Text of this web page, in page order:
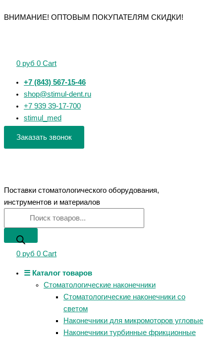
к
ВНИМАНИЕ! ОПТОВЫМ ПОКУПАТЕЛЯМ СКИДКИ!
0 руб 0 Cart
+7 (843) 567-15-46
shop@stimul-dent.ru
+7 939 39-17-700
stimul_med
Заказать звонок
Поставки стоматологического оборудования,
инструментов и материалов
товаров
0 руб 0 Cart
☰ Каталог товаров
Стоматологические наконечники
Стоматологические наконечники со
светом
Наконечники для микромоторов угловые
Наконечники турбинные фрикционные
товаров
товара